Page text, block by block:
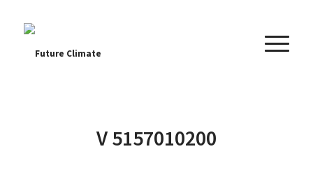
V 5157010200